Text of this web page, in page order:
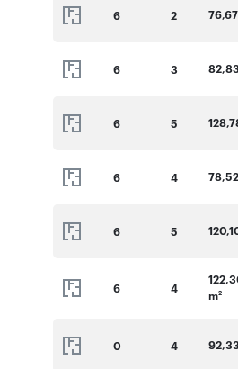
6 2
6 3
6 5
6 4
6 5
6 4
m2
0 4